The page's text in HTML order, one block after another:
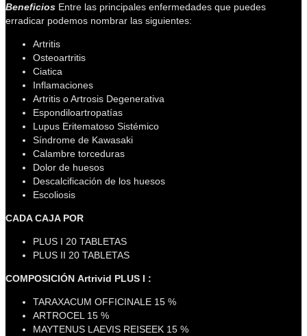
Beneficios Entre las principales enfermedades que puedes
erradicar podemos nombrar las siguientes:
Artritis
Osteoartritis
Ciatica
Inflamaciones
Artritis o Artrosis Degenerativa
Espondiloartropatías
Lupus Eritematoso Sistémico
Síndrome de Kawasaki
Calambre torceduras
Dolor de huesos
Descalcificación de los huesos
Escoliosis
CADA CAJA POR
PLUS I 20 TABLETAS
PLUS II 20 TABLETAS
COMPOSICIÓN Artrivid PLUS I :
TARAXACUM OFFICINALE 15 %
ARTROCEL 15 %
MAYTENUS LAEVIS REISEEK 15 %